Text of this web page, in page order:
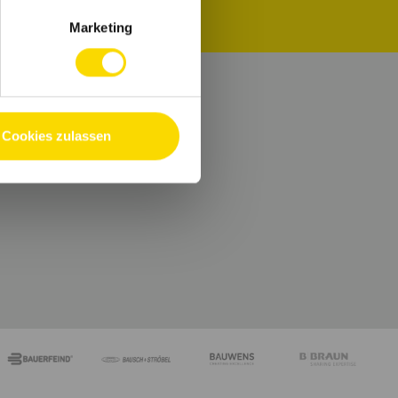
Marketing
Cookies zulassen